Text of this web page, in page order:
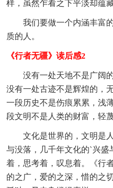
样，虽然乍看之下平淡却蕴
我们要做一个内涵丰富
质的人。
《行者无疆》读后感2
没有一处天地不是广阔
没有一处古迹不是辉煌的，
一段历史不是伤痕累累，浅
段文明不是人类的财富，轻
文化是世界的，文明是
与没落，几千年文化的`兴盛
着，思考着，叹息着。《
的之广，爱的之深，惜的之